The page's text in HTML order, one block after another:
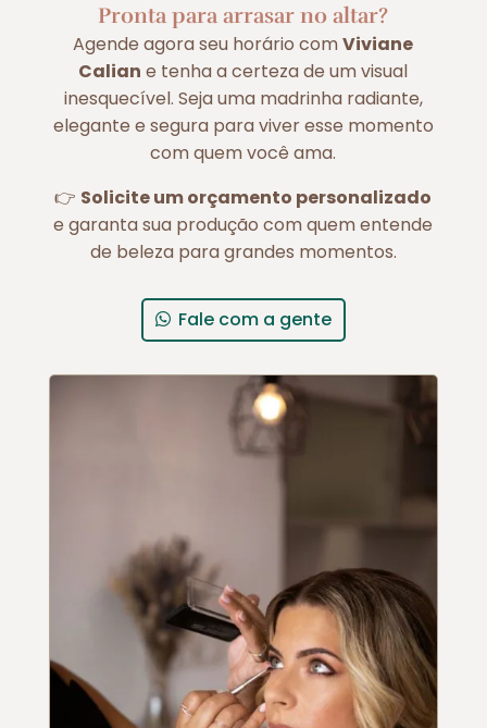
Pronta para arrasar no altar?
Agende agora seu horário comViviane
Calian e tenha a certeza de um visual
inesquecível. Seja uma madrinha radiante,
elegante e segura para viver esse momento
com quem você ama.
👉 Solicite um orçamento personalizado
e garanta sua produção com quem entende
de beleza para grandes momentos.
Fale com a gente